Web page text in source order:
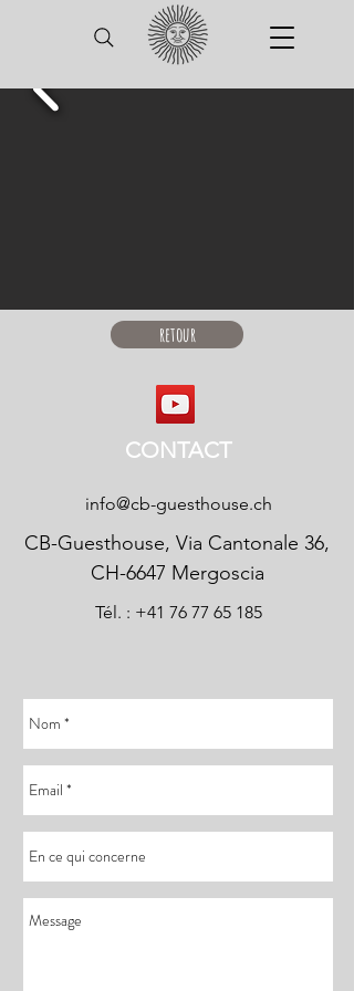
retour
CONTACT
info@cb-guesthouse.ch
CB-Guesthouse, Via Cantonale 36,
CH-6647 Mergoscia
Tél. : +41 76 77 65 185